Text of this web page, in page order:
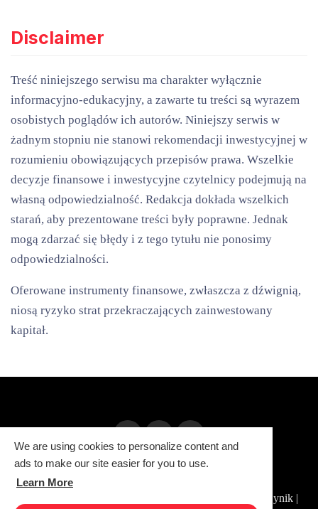
We are using cookies to personalize content and
ads to make our site easier for you to use.
Learn More
Disclaimer
Treść niniejszego serwisu ma charakter wyłącznie
informacyjno-edukacyjny, a zawarte tu treści są wyrazem
osobistych poglądów ich autorów. Niniejszy serwis w
żadnym stopniu nie stanowi rekomendacji inwestycyjnej w
rozumieniu obowiązujących przepisów prawa. Wszelkie
decyzje finansowe i inwestycyjne czytelnicy podejmują na
własną odpowiedzialność. Redakcja dokłada wszelkich
starań, aby prezentowane treści były poprawne. Jednak
mogą zdarzać się błędy i z tego tytułu nie ponosimy
odpowiedzialności.
Oferowane instrumenty finansowe, zwłaszcza z dźwignią,
niosą ryzyko strat przekraczających zainwestowany
kapitał.
Polityka Prywatności
Redakcja i kontakt
© 2026 since 2015 | MarketRevolution.eu - Giełdowy Cynik |